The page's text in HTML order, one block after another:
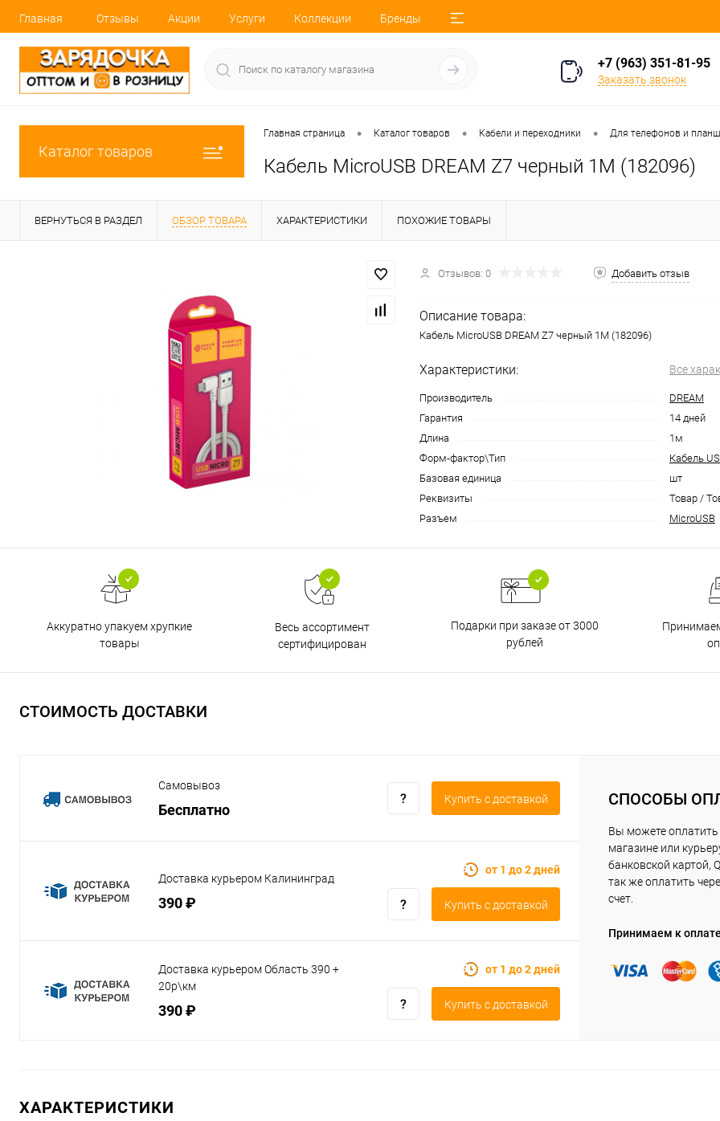
Главная Отзывы Акции Услуги Коллекции Бренды
+7 (963) 351-81-95
Заказать звонок
Каталог товаров
Главная страница • Каталог товаров • Кабели и переходники • Для телефонов и
Кабель MicroUSB DREAM Z7 черный 1M (182096)
ВЕРНУТЬСЯ В РАЗДЕЛ ОБЗОР ТОВАРА ХАРАКТЕРИСТИКИ ПОХОЖИЕ ТОВАРЫ
Отзывов: 0 Добавить отзыв
Описание товара:
Кабель MicroUSB DREAM Z7 черный 1M (182096)
Характеристики: Все
Производитель
DREAM
Гарантия
14 дней
Длина
1м
Форм-фактор\Тип
Кабель
Базовая единица
шт
Реквизиты
Товар /
Разъем
MicroUSB
Аккуратно упакуем хрупкие
товары
Весь ассортимент
сертифицирован
Подарки при заказе от 3000
рублей
СТОИМОСТЬ ДОСТАВКИ
Самовывоз
Бесплатно
Купить c доставкой
Доставка курьером Калининград
390 ₽
от 1 до 2 дней
Купить c доставкой
Доставка курьером Область 390 +
20р\км
390 ₽
от 1 до 2 дней
Купить c доставкой
СПОСОБЫ
Вы можете оплатить
магазине или
банковской картой,
так же оплатить
счет.
Принимаем к оплате
ХАРАКТЕРИСТИКИ